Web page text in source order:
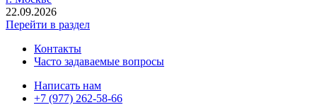
22.09.2026
Перейти в раздел
Контакты
Часто задаваемые вопросы
Написать нам
+7 (977) 262-58-66